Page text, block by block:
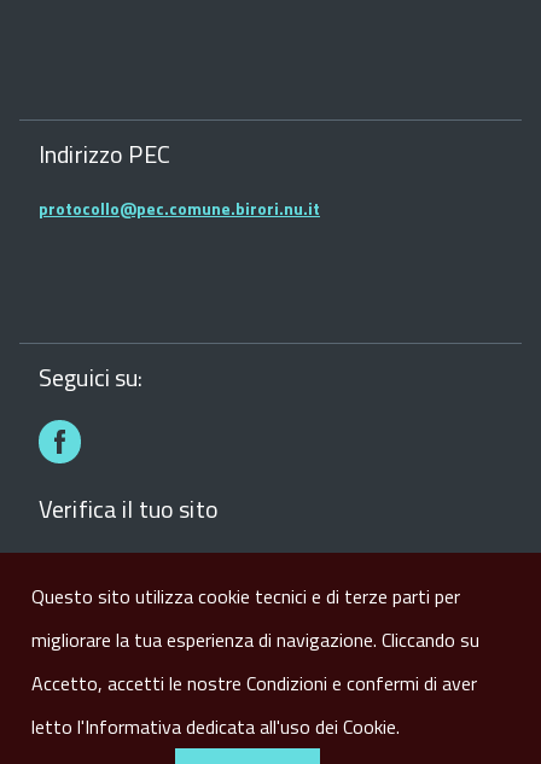
Indirizzo PEC
protocollo@pec.comune.birori.nu.it
Seguici su:
Verifica il tuo sito
Verifica il sito del comune con la Bussola della
Trasparenza dei siti web
Visite:107774
Note Legali |Privacy| Cookie Policy
Questo sito utilizza cookie tecnici e di terze parti per
migliorare la tua esperienza di navigazione. Cliccando su
Accetto, accetti le nostre Condizioni e confermi di aver
letto l'Informativa dedicata all'uso dei Cookie.